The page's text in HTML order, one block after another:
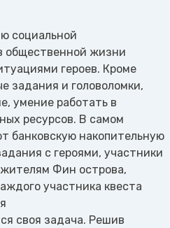
социальной
общественной жизни
героев. Кроме
задания и головоломки,
умение работать в
ресурсов. В самом
банковскую накопительную
с героями, участники
Фин острова,
участника квеста
своя задача. Решив